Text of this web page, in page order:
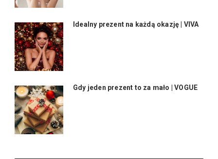
Idealny prezent na każdą okazję | VIVA
Gdy jeden prezent to za mało | VOGUE